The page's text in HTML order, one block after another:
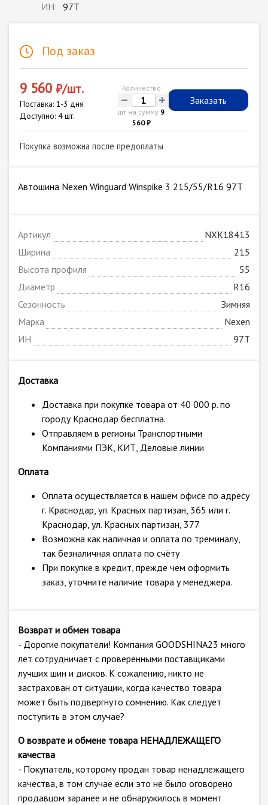
ИН: 97T
Под заказ
9 560 ₽/шт.
Поставка: 1-3 дня
Доступно: 4 шт.
Количество
- +
шт на сумму 9
560 ₽
Заказать
Покупка возможна после предоплаты
Автошина Nexen Winguard Winspike 3 215/55/R16 97T
Артикул
NXK18413
Ширина
215
Высота профиля
55
Диаметр
R16
Сезонность
Зимняя
Марка
Nexen
ИН
97T
Доставка
Доставка при покупке товара от 40 000 р. по
городу Краснодар бесплатна.
Отправляем в регионы Транспортными
Компаниями ПЭК, КИТ, Деловые линии
Оплата
Оплата осуществляется в нашем офисе по адресу
г. Краснодар, ул. Красных партизан, 365 или г.
Краснодар, ул. Красных партизан, 377
Возможна как наличная и оплата по треминалу,
так безналичная оплата по счёту
При покупке в кредит, прежде чем оформить
заказ, уточните наличие товара у менеджера.
Возврат и обмен товара
- Дорогие покупатели! Компания GOODSHINA23 много
лет сотрудничает с проверенными поставщиками
лучших шин и дисков. К сожалению, никто не
застрахован от ситуации, когда качество товара
может быть подвергнуто сомнению. Как следует
поступить в этом случае?
О возврате и обмене товара НЕНАДЛЕЖАЩЕГО
качества
- Покупатель, которому продан товар ненадлежащего
качества, в том случае если это не было оговорено
продавцом заранее и не обнаружилось в момент